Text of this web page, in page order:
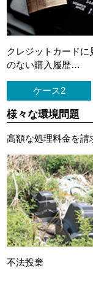
クレジットカードに
のない購入履歴…
ケース2
様々な環境問題
高額な処理料金を
不法投棄